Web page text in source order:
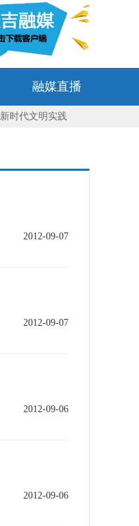
融媒直播
新时代文明实践
2012-09-07
2012-09-07
2012-09-06
2012-09-06